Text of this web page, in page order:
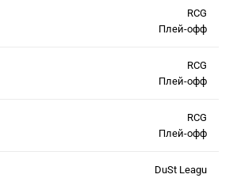
RCG
Плей-офф
RCG
Плей-офф
RCG
Плей-офф
DuSt Leagu